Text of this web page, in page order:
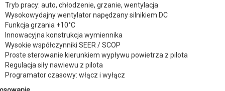
Tryb pracy: auto, chłodzenie, grzanie, wentylacja
Wysokowydajny wentylator napędzany silnikiem DC
Funkcja grzania +10°C
Innowacyjna konstrukcja wymiennika
Wysokie współczynniki SEER / SCOP
Proste sterowanie kierunkiem wypływu powietrza z pilota
Regulacja siły nawiewu z pilota
Programator czasowy: włącz i wyłącz